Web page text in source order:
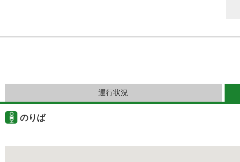
運行状況
のりば